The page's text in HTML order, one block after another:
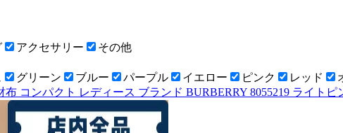
アクセサリー
その他
グリーン ブルー パープル イエロー ピンク レッド
コンパクト レディース ブランド BURBERRY 8055219 ライト